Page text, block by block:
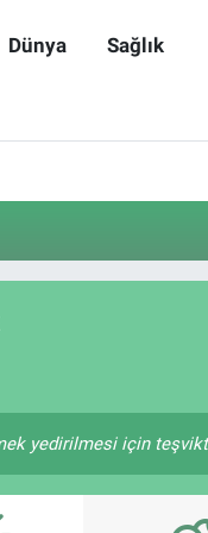
Dünya Sağlık
yedirilmesi için